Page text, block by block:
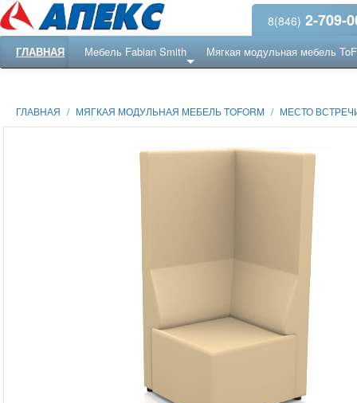
8(846) 2-709-
ГЛАВНАЯ Мебель Fabian Smith Мягкая модульная мебель
ГЛАВНАЯ / МЯГКАЯ МОДУЛЬНАЯ МЕБЕЛЬ TOFORM / МЕСТО